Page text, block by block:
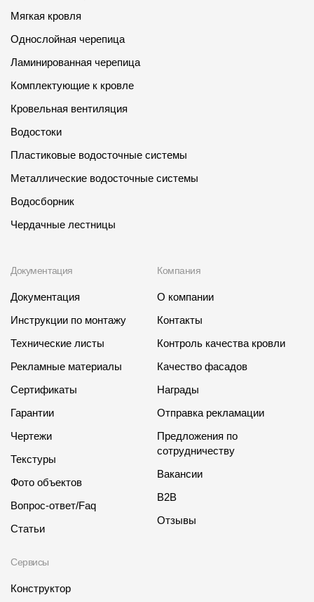
Мягкая кровля
Однослойная черепица
Ламинированная черепица
Комплектующие к кровле
Кровельная вентиляция
Водостоки
Пластиковые водосточные системы
Металлические водосточные системы
Водосборник
Чердачные лестницы
Документация
Документация
Инструкции по монтажу
Технические листы
Рекламные материалы
Сертификаты
Гарантии
Чертежи
Текстуры
Фото объектов
Вопрос-ответ/Faq
Статьи
Сервисы
Конструктор
Компания
О компании
Контакты
Контроль качества кровли
Качество фасадов
Награды
Отправка рекламации
Предложения по
сотрудничеству
Вакансии
B2B
Отзывы